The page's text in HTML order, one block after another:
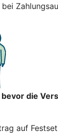
bei
die
auf